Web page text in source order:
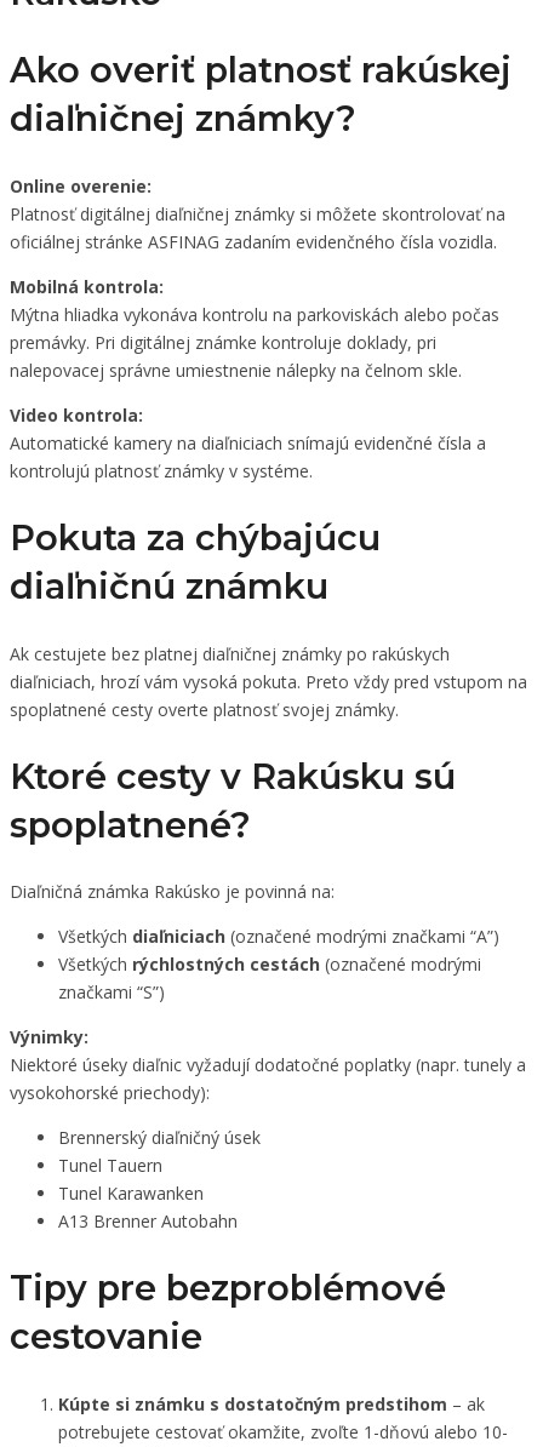
Ako overiť platnosť rakúskej
diaľničnej známky?
Online overenie:
Platnosť digitálnej diaľničnej známky si môžete skontrolovať na
oficiálnej stránke ASFINAG zadaním evidenčného čísla vozidla.​
Mobilná kontrola:
Mýtna hliadka vykonáva kontrolu na parkoviskách alebo počas
premávky. Pri digitálnej známke kontroluje doklady, pri
nalepovacej správne umiestnenie nálepky na čelnom skle.​
Video kontrola:
Automatické kamery na diaľniciach snímajú evidenčné čísla a
kontrolujú platnosť známky v systéme.​
Pokuta za chýbajúcu
diaľničnú známku
Ak cestujete bez platnej diaľničnej známky po rakúskych
diaľniciach, hrozí vám vysoká pokuta. Preto vždy pred vstupom na
spoplatnené cesty overte platnosť svojej známky.
Ktoré cesty v Rakúsku sú
spoplatnené?
Diaľničná známka Rakúsko je povinná na:
Všetkých diaľniciach (označené modrými značkami “A”)
Všetkých rýchlostných cestách (označené modrými
značkami “S”)
Výnimky:
Niektoré úseky diaľnic vyžadují dodatočné poplatky (napr. tunely a
vysokohorské priechody):
Brennerský diaľničný úsek
Tunel Tauern
Tunel Karawanken
A13 Brenner Autobahn
Tipy pre bezproblémové
cestovanie
Kúpte si známku s dostatočným predstihom – ak
potrebujete cestovať okamžite, zvoľte 1-dňovú alebo 10-